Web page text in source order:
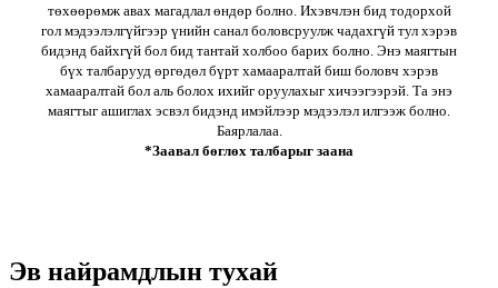
төхөөрөмж авах магадлал өндөр болно. Ихэвчлэн бид тодорхой
гол мэдээлэлгүйгээр үнийн санал боловсруулж чадахгүй тул хэрэв
бидэнд байхгүй бол бид тантай холбоо барих болно. Энэ маягтын
бүх талбарууд өргөдөл бүрт хамааралтай биш боловч хэрэв
хамааралтай бол аль болох ихийг оруулахыг хичээгээрэй. Та энэ
маягтыг ашиглах эсвэл бидэнд имэйлээр мэдээлэл илгээж болно.
Баярлалаа.
*Заавал бөглөх талбарыг заана
Эв найрамдлын тухай